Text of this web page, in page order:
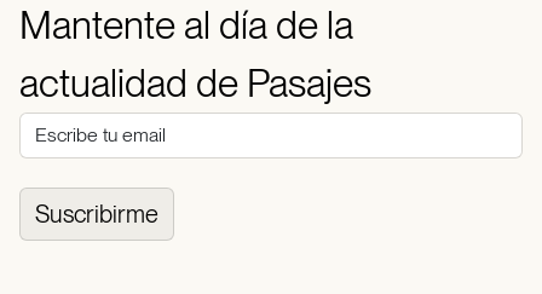
Mantente al día de la
actualidad de Pasajes
Suscribirme